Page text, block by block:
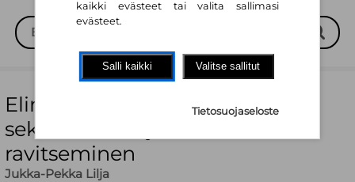
Elinvoimaa : miehen
seksuaalisuus ja sen
ravitseminen
Jukka-Pekka Lilja
kaikki evästeet tai valita sallimasi
evästeet.
Salli kaikki Valitse sallitut
Tietosuojaseloste